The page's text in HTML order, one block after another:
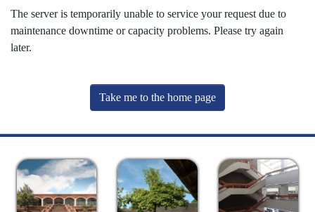
The server is temporarily unable to service your request due to
maintenance downtime or capacity problems. Please try again
later.
Take me to the home page